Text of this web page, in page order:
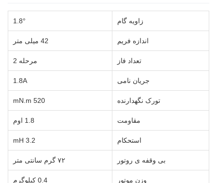
زاویه گام 1.8°
اندازه فریم 42 میلی متر
تعداد فاز مرحله 2
جریان نامی 1.8A
تورک نگهدارنده 520 mN.m
مقاومت 1.8 اوم
استحکام 3.2 mH
بی وقفه ی روتور ۷۲ گرم سانتی متر
وزن موتور 0.4 کیلوگرم